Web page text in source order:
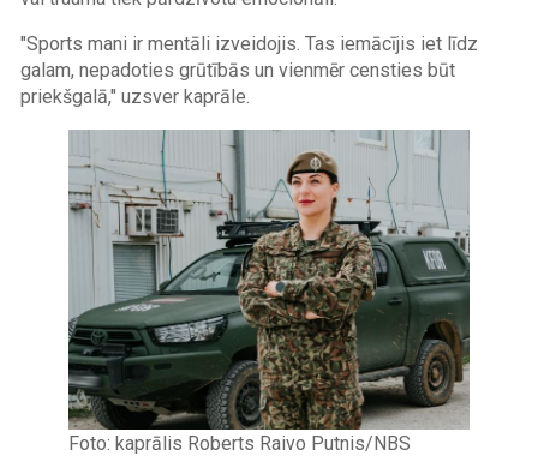
"Sports mani ir mentāli izveidojis. Tas iemācījis iet līdz
galam, nepadoties grūtībās un vienmēr censties būt
priekšgalā," uzsver kaprāle.
Foto: kaprālis Roberts Raivo Putnis/NBS